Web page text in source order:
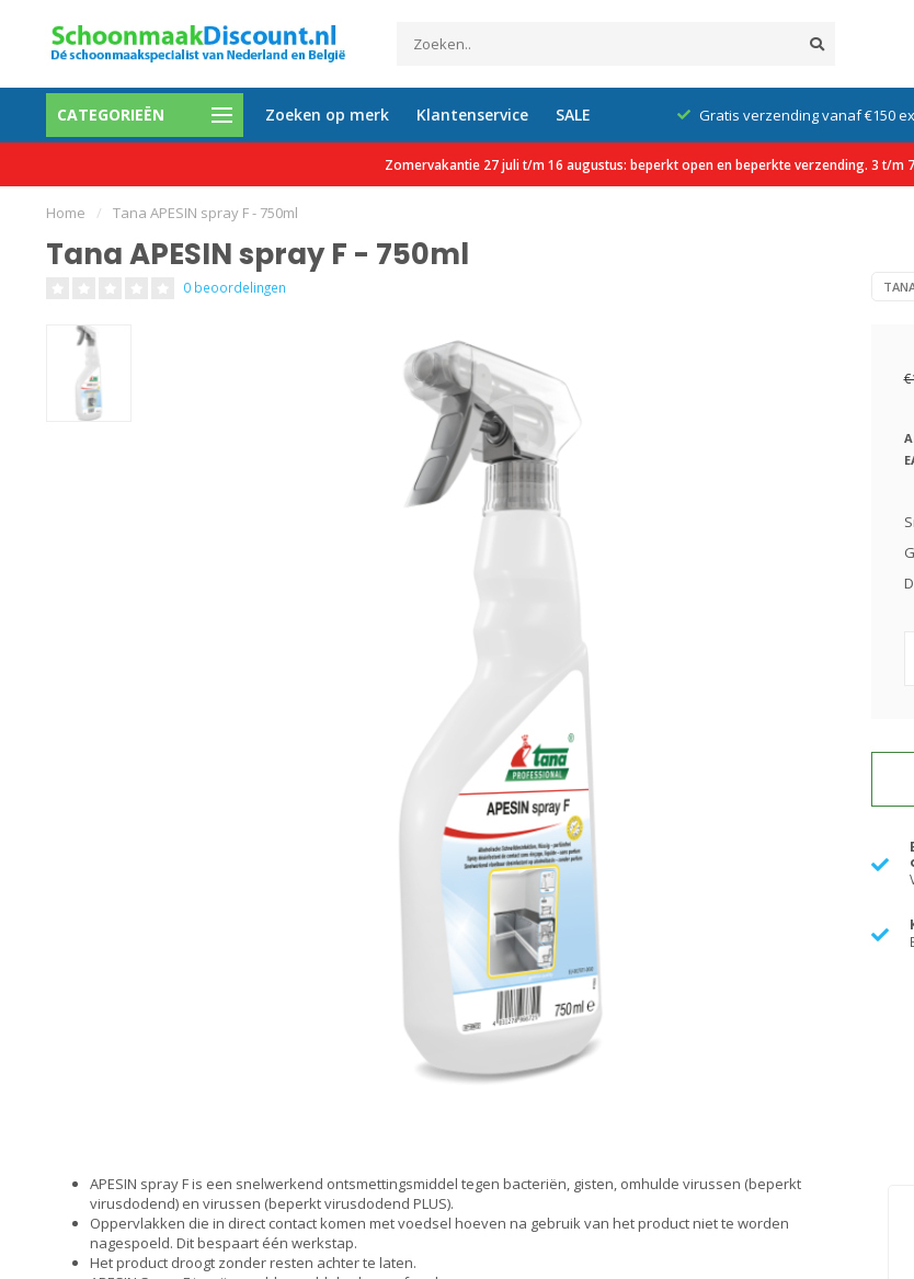
CATEGORIEËN Zoeken op merk Klantenservice SALE
mogelijk Al meer dan 35.000 tevreden klanten Gratis verzending vanaf €150
Zomervakantie 27 juli t/m 16 augustus: beperkt open en beperkte verzending. 3 t/m
Home / Tana APESIN spray F - 750ml
Tana APESIN spray F - 750ml
0 beoordelingen
APESIN spray F is een snelwerkend ontsmettingsmiddel tegen bacteriën, gisten, omhulde virussen (beperkt
virusdodend) en virussen (beperkt virusdodend PLUS).
Oppervlakken die in direct contact komen met voedsel hoeven na gebruik van het product niet te worden
nagespoeld. Dit bespaart één werkstap.
Het product droogt zonder resten achter te laten.